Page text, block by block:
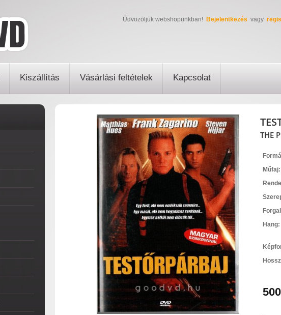
Üdvözöljük webshopunkban! Bejelentkezés vagy
Kiszállítás Vásárlási feltételek Kapcsolat
THE
Műfaj:
Hang: